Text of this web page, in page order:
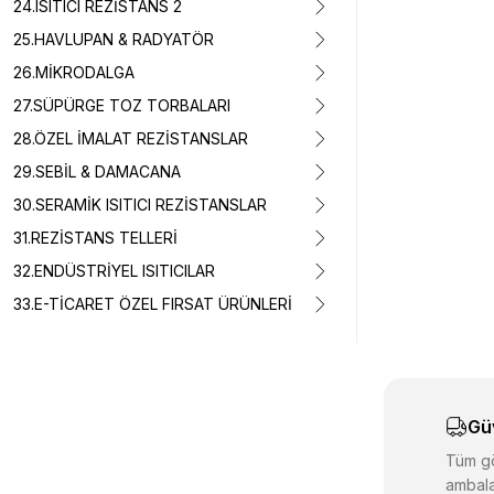
24.ISITICI REZİSTANS 2
25.HAVLUPAN & RADYATÖR
26.MİKRODALGA
27.SÜPÜRGE TOZ TORBALARI
28.ÖZEL İMALAT REZİSTANSLAR
29.SEBİL & DAMACANA
30.SERAMİK ISITICI REZİSTANSLAR
31.REZİSTANS TELLERİ
32.ENDÜSTRİYEL ISITICILAR
33.E-TİCARET ÖZEL FIRSAT ÜRÜNLERİ
Tüm